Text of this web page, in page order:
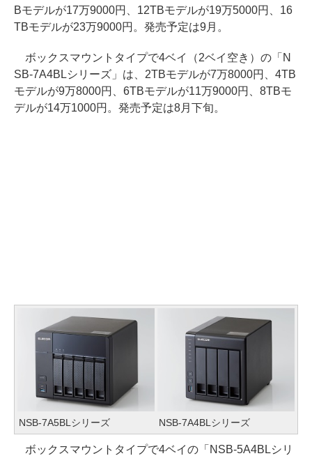
Bモデルが17万9000円、12TBモデルが19万5000円、16
TBモデルが23万9000円。発売予定は9月。
ボックスマウントタイプで4ベイ（2ベイ空き）の「N
SB-7A4BLシリーズ」は、2TBモデルが7万8000円、4TB
モデルが9万8000円、6TBモデルが11万9000円、8TBモ
デルが14万1000円。発売予定は8月下旬。
NSB-7A5BLシリーズ NSB-7A4BLシリーズ
ボックスマウントタイプで4ベイの「NSB-5A4BLシリ